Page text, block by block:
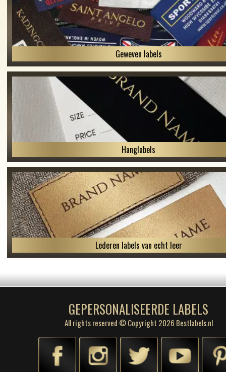
Geweven labels
Hanglabels
Lederen labels van echt leer
GEPERSONALISEERDE LABELS
All rights reserved © Copyright 2026 Bestlabels.nl